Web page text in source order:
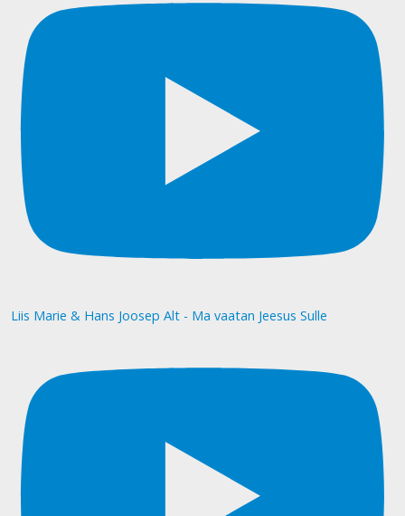
Liis Marie & Hans Joosep Alt - Ma vaatan Jeesus Sulle